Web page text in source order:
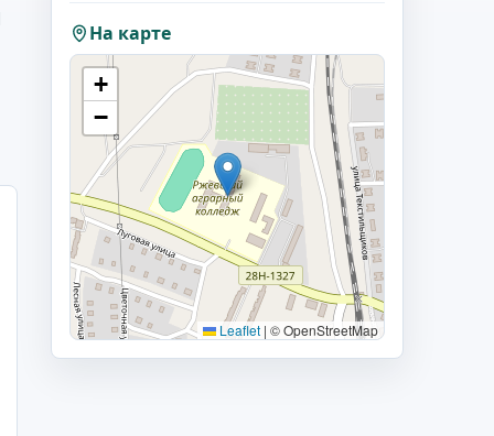
На карте
+
−
Leaflet | © OpenStreetMap